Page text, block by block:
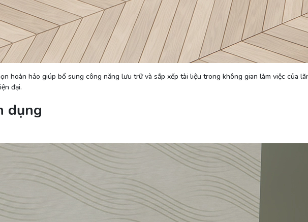
hoàn hảo giúp bổ sung công năng lưu trữ và sắp xếp tài liệu trong không gian làm việc của
đại.
dụng